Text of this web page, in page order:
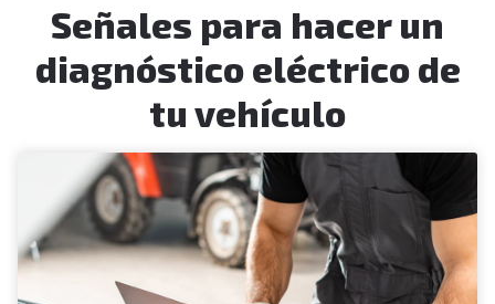
Señales para hacer un
diagnóstico eléctrico de
tu vehículo